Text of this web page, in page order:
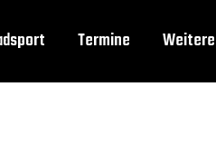
Termine